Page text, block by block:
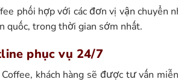
phối hợp với các đơn vị vận chuyển
quốc, trong thời gian sớm nhất.
phục vụ 24/7
khách hàng sẽ được tư vấn